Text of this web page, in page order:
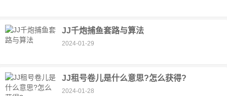
JJ千炮捕鱼套路与算法
2024-01-29
JJ租号卷儿是什么意思?怎么获得?
2024-01-28